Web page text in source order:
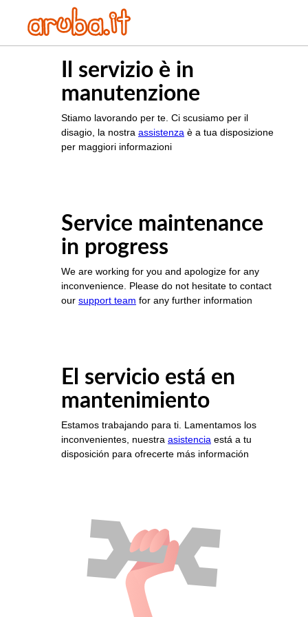
Il servizio è in
manutenzione
Stiamo lavorando per te. Ci scusiamo per il
disagio, la nostra assistenza è a tua disposizione
per maggiori informazioni
Service maintenance
in progress
We are working for you and apologize for any
inconvenience. Please do not hesitate to contact
our support team for any further information
El servicio está en
mantenimiento
Estamos trabajando para ti. Lamentamos los
inconvenientes, nuestra asistencia está a tu
disposición para ofrecerte más información